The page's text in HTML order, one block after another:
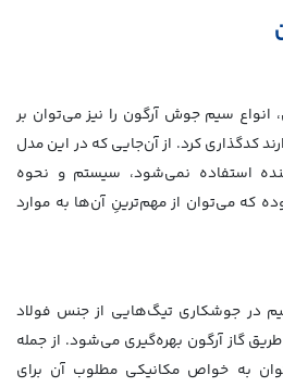
سیم جوش آرگون را نیز می‌توان بر
کرد. از آن‌جایی که در این مدل
استفاده نمی‌شود، سیستم و نحوه
که می‌توان از مهم‌ترینِ آن‌ها به موارد
در جوشکاری تیگ‌هایی از جنس فولاد
گاز آرگون بهره‌گیری می‌شود. از جمله
به خواص مکانیکی مطلوب آن برای